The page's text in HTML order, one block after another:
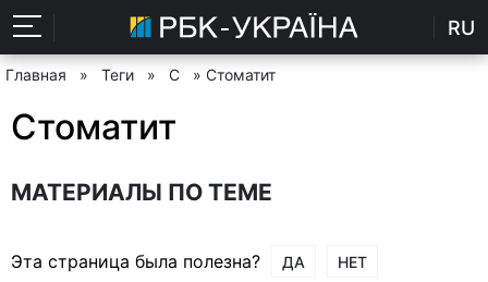
RU
Главная » Теги » С » Стоматит
Стоматит
МАТЕРИАЛЫ ПО ТЕМЕ
Эта страница была полезна? ДА НЕТ